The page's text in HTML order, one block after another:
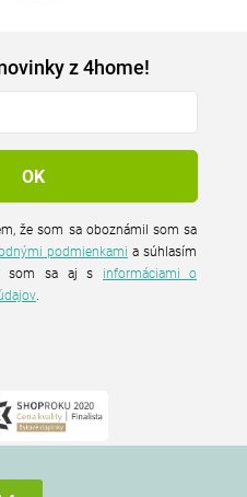
z 4home!
že som sa oboznámil som sa
podmienkami a súhlasím
som sa aj s informáciami o
.